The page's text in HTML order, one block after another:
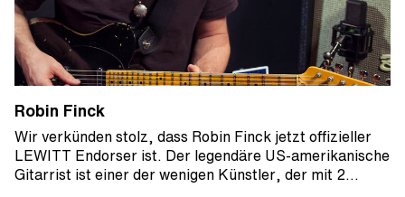
Robin Finck
Wir verkünden stolz, dass Robin Finck jetzt offizieller
LEWITT Endorser ist. Der legendäre US-amerikanische
Gitarrist ist einer der wenigen Künstler, der mit 2…